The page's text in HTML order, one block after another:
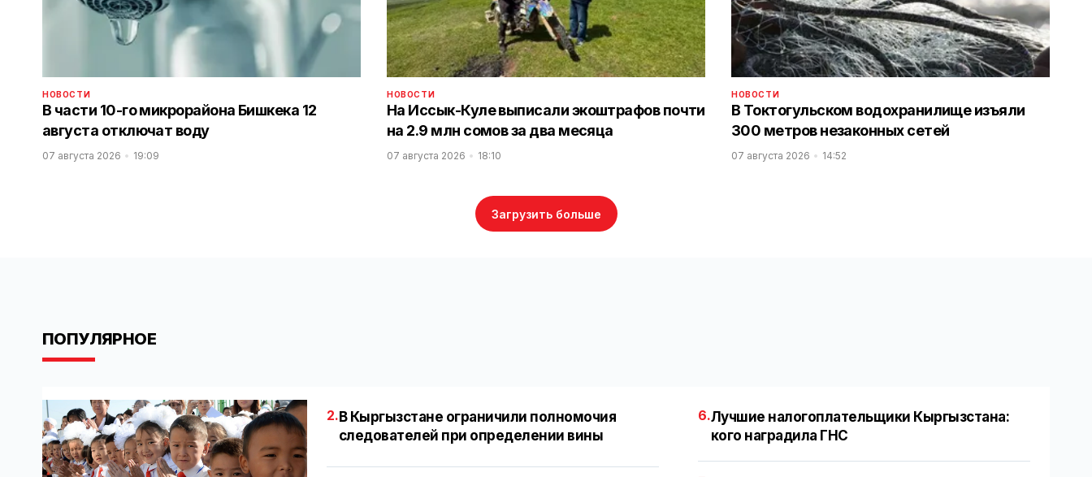
НОВОСТИ
В части 10-го микрорайона Бишкека 12
августа отключат воду
07 августа 2026 19:09
НОВОСТИ
На Иссык-Куле выписали экоштрафов почти
на 2.9 млн сомов за два месяца
07 августа 2026 18:10
НОВОСТИ
В Токтогульском водохранилище изъяли
300 метров незаконных сетей
07 августа 2026 14:52
Загрузить больше
ПОПУЛЯРНОЕ
2. В Кыргызстане ограничили полномочия
следователей при определении вины
6.Лучшие налогоплательщики Кыргызстана:
кого наградила ГНС